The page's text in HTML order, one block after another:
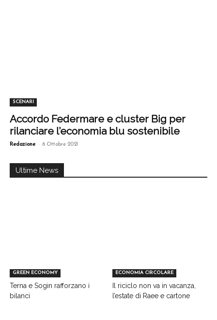
SCENARI
Accordo Federmare e cluster Big per
rilanciare l’economia blu sostenibile
Redazione - 6 Ottobre 2021
Ultime News
GREEN ECONOMY
Terna e Sogin rafforzano i
bilanci
ECONOMIA CIRCOLARE
Il riciclo non va in vacanza,
l’estate di Raee e cartone